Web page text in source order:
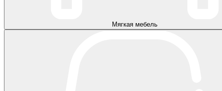
Мягкая мебель